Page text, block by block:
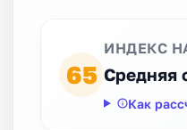
65
ИНДЕКС
Средняя
Как